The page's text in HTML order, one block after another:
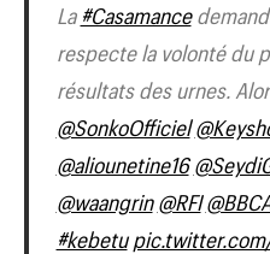
La #Casamance
respecte la volonté du
résultats des urnes.
@SonkoOfficiel
@aliounetine16
@waangrin @RFI
#kebetu